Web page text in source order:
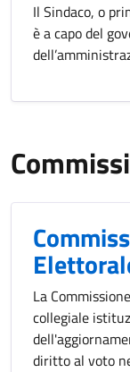
Il Sindaco, o
è a capo del
La
collegiale
diritto al voto